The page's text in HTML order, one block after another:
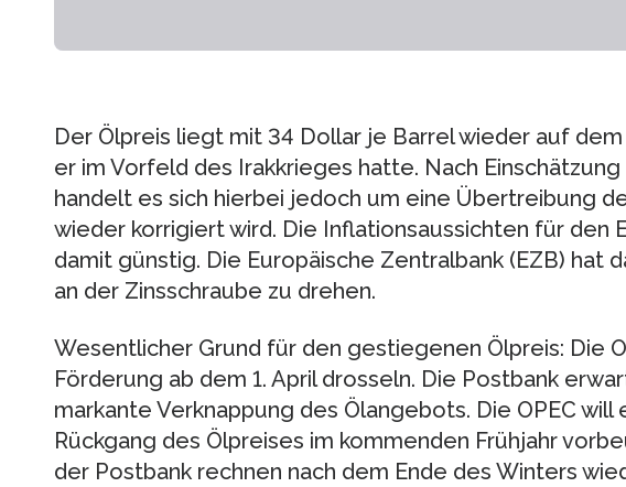
Der Ölpreis liegt mit 34 Dollar je Barrel wieder auf
er im Vorfeld des Irakkrieges hatte. Nach
handelt es sich hierbei jedoch um eine Übertreibung
wieder korrigiert wird. Die Inflationsaussichten für den
damit günstig. Die Europäische Zentralbank (EZB) hat
an der Zinsschraube zu drehen.
Wesentlicher Grund für den gestiegenen Ölpreis: Die
Förderung ab dem 1. April drosseln. Die Postbank
markante Verknappung des Ölangebots. Die OPEC
Rückgang des Ölpreises im kommenden Frühjahr
der Postbank rechnen nach dem Ende des Winters